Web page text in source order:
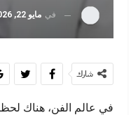
في مايو 22, 2026
شارك
في عالم الفن، هناك